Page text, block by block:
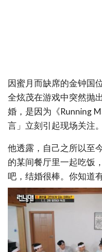
因蜜月而缺席的金钟国
全炫茂在游戏中突然抛
婚，是因为《Running
言」立刻引起现场关注。
他透露，自己之所以至
的某间餐厅里一起吃饭
吧，结婚很棒。你知道